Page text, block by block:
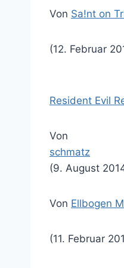
Von Sa!nt on
(12. Februar
Resident Evil
Von
schmatz
(9. August
Von Ellbogen
(11. Februar